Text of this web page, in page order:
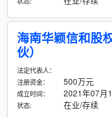
海南华颖信和股
伙）
法定代表人：
注册资金：
500万元
成立时间： 2021年07月
状态: 在业/存续